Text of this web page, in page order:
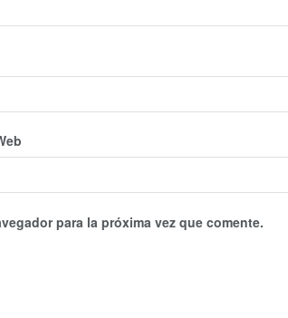
para la próxima vez que comente.